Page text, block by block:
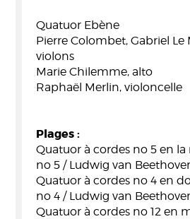
Quatuor Ebène
Pierre Colombet, Gabriel Le
violons
Marie Chilemme, alto
Raphaël Merlin, violoncelle
Plages :
Quatuor à cordes no 5 en la
no 5 / Ludwig van
Quatuor à cordes no 4 en
no 4 / Ludwig van
Quatuor à cordes no 12 en